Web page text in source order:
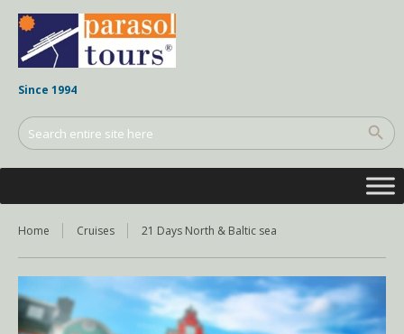
Since 1994
Home Cruises 21 Days North & Baltic sea